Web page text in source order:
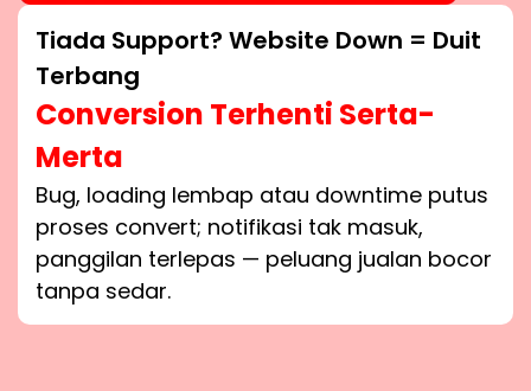
Tiada Support? Website Down = Duit
Terbang
Conversion Terhenti Serta-
Merta
Bug, loading lembap atau downtime putus
proses convert; notifikasi tak masuk,
panggilan terlepas — peluang jualan bocor
tanpa sedar.